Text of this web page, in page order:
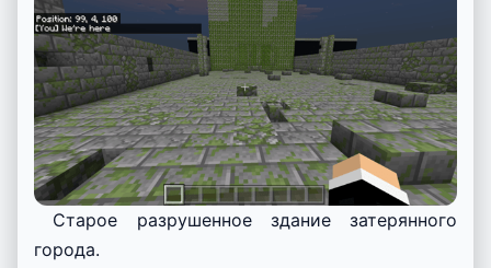
Старое разрушенное здание затерянного
города.